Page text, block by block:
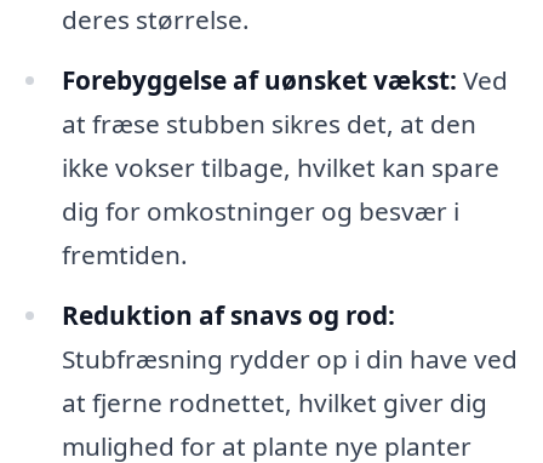
deres størrelse.
Forebyggelse af uønsket vækst: Ved
at fræse stubben sikres det, at den
ikke vokser tilbage, hvilket kan spare
dig for omkostninger og besvær i
fremtiden.
Reduktion af snavs og rod:
Stubfræsning rydder op i din have ved
at fjerne rodnettet, hvilket giver dig
mulighed for at plante nye planter